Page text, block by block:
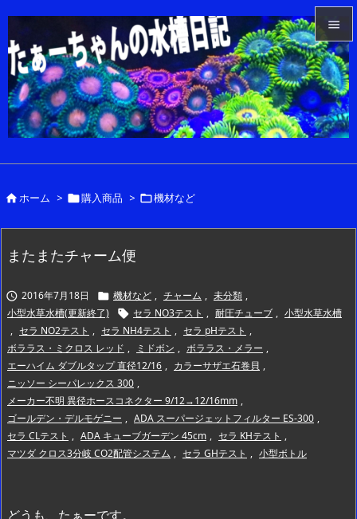


メニュ

サイド


ホーム > 購入商品 > 機材など
またまたチャーム便
 2016年7月18日  機材など , チャーム , 未分類 ,
小型水草水槽(更新終了)
 セラ NO3テスト , 耐圧チューブ , 小型水草水槽
, セラ NO2テスト , セラ NH4テスト , セラ pHテスト ,
ボララス・ミクロス レッド , ミドボン , ボララス・メラー ,
エーハイム ダブルタップ 直径12/16 , カラーサザエ石巻貝 ,
ニッソー シーパレックス 300 ,
メーカー不明 異径ホースコネクター 9/12→12/16mm ,
ゴールデン・デルモゲニー , ADA スーパージェットフィルター ES-300 ,
セラ CLテスト , ADA キューブガーデン 45cm , セラ KHテスト ,
マツダ クロス3分岐 CO2配管システム , セラ GHテスト , 小型ボトル
どうも、たぁーです。